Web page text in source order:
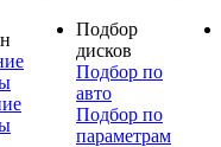
Подбор
дисков
Подбор по
авто
Подбор по
параметрам